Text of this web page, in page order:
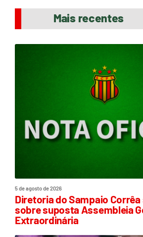
Mais recentes
5 de agosto de 2026
Diretoria do Sampaio
sobre suposta Assembleia
Extraordinária